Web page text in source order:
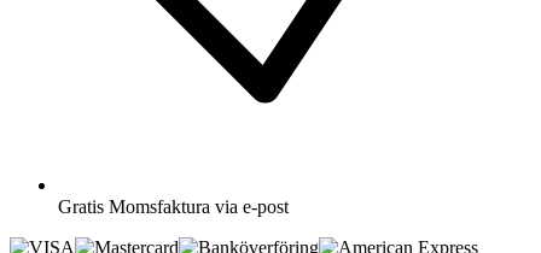
Gratis Momsfaktura via e-post